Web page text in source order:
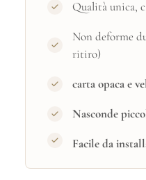
Qualità unica,
Non deforme
ritiro)
carta opaca e
Nasconde
Facile da